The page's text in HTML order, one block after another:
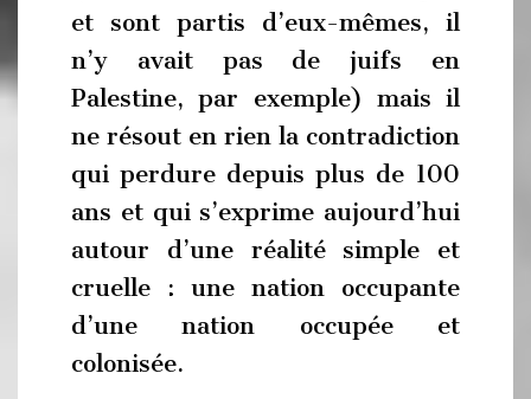
et sont partis d’eux-mêmes, il
n’y avait pas de juifs en
Palestine, par exemple) mais il
ne résout en rien la contradiction
qui perdure depuis plus de 100
ans et qui s’exprime aujourd’hui
autour d’une réalité simple et
cruelle : une nation occupante
d’une nation occupée et
colonisée.